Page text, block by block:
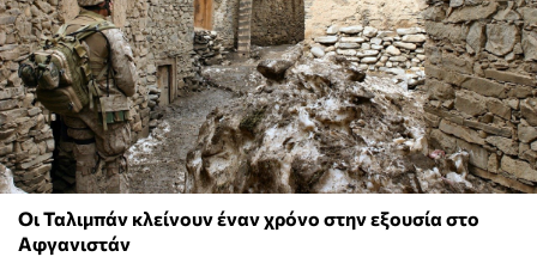
Οι Ταλιμπάν κλείνουν έναν χρόνο στην εξουσία στο
Αφγανιστάν